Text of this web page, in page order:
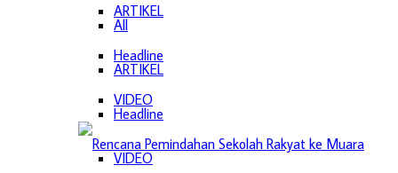
ARTIKEL
Headline
VIDEO
All
ARTIKEL
Headline
VIDEO